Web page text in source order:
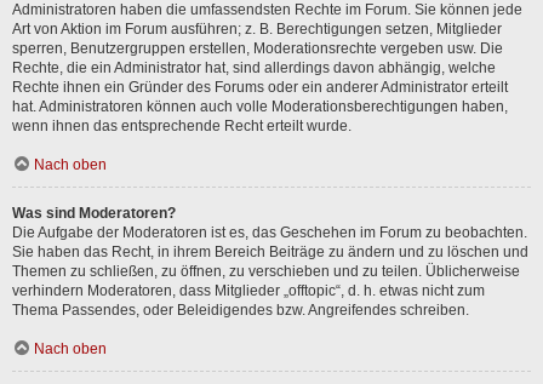
Administratoren haben die umfassendsten Rechte im Forum. Sie können jede
Art von Aktion im Forum ausführen; z. B. Berechtigungen setzen, Mitglieder
sperren, Benutzergruppen erstellen, Moderationsrechte vergeben usw. Die
Rechte, die ein Administrator hat, sind allerdings davon abhängig, welche
Rechte ihnen ein Gründer des Forums oder ein anderer Administrator erteilt
hat. Administratoren können auch volle Moderationsberechtigungen haben,
wenn ihnen das entsprechende Recht erteilt wurde.
Nach oben
Was sind Moderatoren?
Die Aufgabe der Moderatoren ist es, das Geschehen im Forum zu beobachten.
Sie haben das Recht, in ihrem Bereich Beiträge zu ändern und zu löschen und
Themen zu schließen, zu öffnen, zu verschieben und zu teilen. Üblicherweise
verhindern Moderatoren, dass Mitglieder „offtopic“, d. h. etwas nicht zum
Thema Passendes, oder Beleidigendes bzw. Angreifendes schreiben.
Nach oben